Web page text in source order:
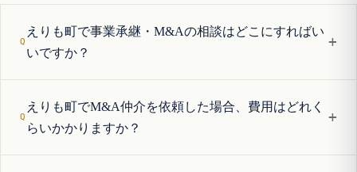
えりも町で事業承継・M&Aの相談はどこにすればい
いですか？
+
えりも町でM&A仲介を依頼した場合、費用はどれく
らいかかりますか？
+